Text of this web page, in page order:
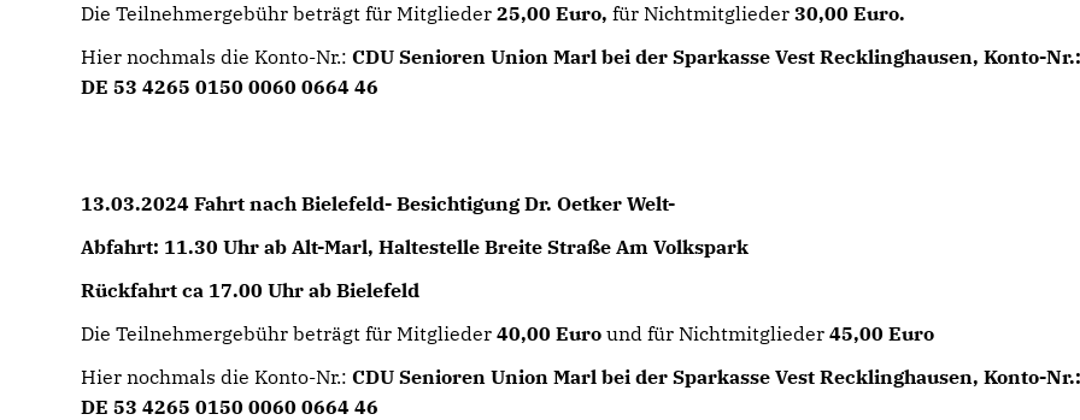
Die Teilnehmergebühr beträgt für Mitglieder25,00 Euro,für Nichtmitglieder30,00 Euro.
Hier nochmals die Konto-Nr.:CDU Senioren Union Marl bei der Sparkasse Vest Recklinghausen, Konto-
DE 53 4265 0150 0060 0664 46
13.03.2024 Fahrt nach Bielefeld- Besichtigung Dr. Oetker Welt-
Abfahrt: 11.30 Uhr ab Alt-Marl, Haltestelle Breite Straße Am Volkspark
Rückfahrt ca 17.00 Uhr ab Bielefeld
Die Teilnehmergebühr beträgt für Mitglieder40,00 Euround für Nichtmitglieder45,00 Euro
Hier nochmals die Konto-Nr.:CDU Senioren Union Marl bei der Sparkasse Vest Recklinghausen, Konto-
DE 53 4265 0150 0060 0664 46